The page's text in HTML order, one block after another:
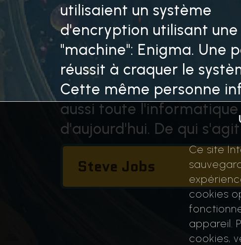
r
è
utilisaient un système
d'encryption utilisant une
"machine": Enigma. Une
réussit à craquer le
Cette même personne
aussi toute l'informatique
d'aujourd'hui. De qui
Steve Jobs
Winston Churchill
Ce site
cookies
appareil.
cookies,